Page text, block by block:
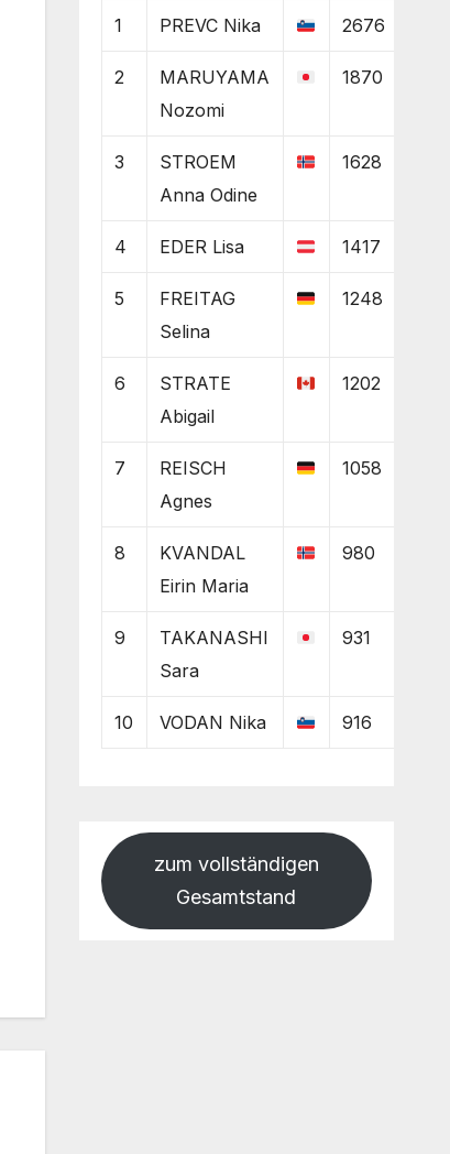
1 PREVC Nika 2676
2
MARUYAMA
Nozomi
1870
3
STROEM
Anna Odine
1628
4 EDER Lisa 1417
5
FREITAG
Selina
1248
6
STRATE
Abigail
1202
7
REISCH
Agnes
1058
8
KVANDAL
Eirin Maria
980
9
TAKANASHI
Sara
931
10 VODAN Nika 916
zum vollständigen
Gesamtstand